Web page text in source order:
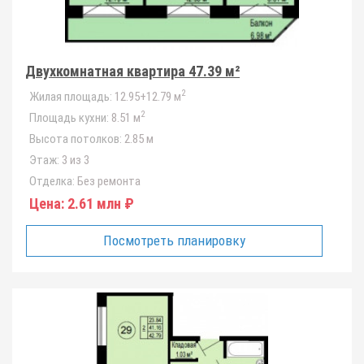
Двухкомнатная квартира 47.39 м²
Жилая площадь: 12.95+12.79 м2
Площадь кухни: 8.51 м2
Высота потолков: 2.85 м
Этаж: 3 из 3
Отделка: Без ремонта
Цена: 2.61 млн ₽
Посмотреть планировку